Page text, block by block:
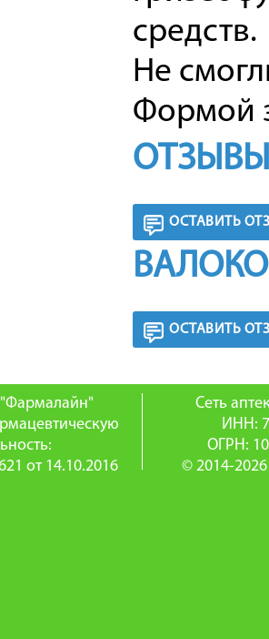
средств.
Не
Формой
ОСТАВИТЬ
ОСТАВИТЬ
от 14.10.2016
Сеть
ИНН:
ОГРН:
© 2014-